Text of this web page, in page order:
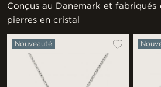
Conçus au Danemark et
pierres en cristal
Nouveauté